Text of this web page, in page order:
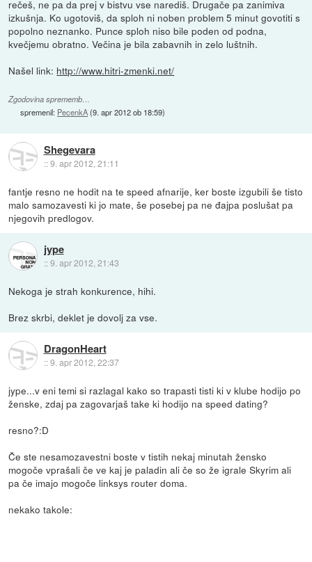
rečeš, ne pa da prej v bistvu vse narediš. Drugače pa zanimiva
izkušnja. Ko ugotoviš, da sploh ni noben problem 5 minut govotiti s
popolno neznanko. Punce sploh niso bile poden od podna,
kvečjemu obratno. Večina je bila zabavnih in zelo luštnih.
Našel link: http://www.hitri-zmenki.net/
Zgodovina sprememb…
spremenil: PecenkA(9. apr 2012 ob 18:59)
Shegevara
::9. apr 2012, 21:11
fantje resno ne hodit na te speed afnarije, ker boste izgubili še tisto
malo samozavesti ki jo mate, še posebej pa ne đajpa poslušat pa
njegovih predlogov.
jype
::9. apr 2012, 21:43
Nekoga je strah konkurence, hihi.
Brez skrbi, deklet je dovolj za vse.
DragonHeart
::9. apr 2012, 22:37
jype...v eni temi si razlagal kako so trapasti tisti ki v klube hodijo po
ženske, zdaj pa zagovarjaš take ki hodijo na speed dating?
resno?:D
Če ste nesamozavestni boste v tistih nekaj minutah žensko
mogoče vprašali če ve kaj je paladin ali če so že igrale Skyrim ali
pa če imajo mogoče linksys router doma.
nekako takole: